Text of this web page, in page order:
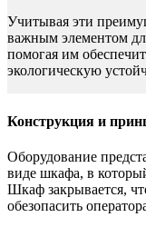
Учитывая эти
важным элементом
помогая им
экологическую
Конструкция и
Оборудование
виде шкафа, в
Шкаф закрывается,
обезопасить